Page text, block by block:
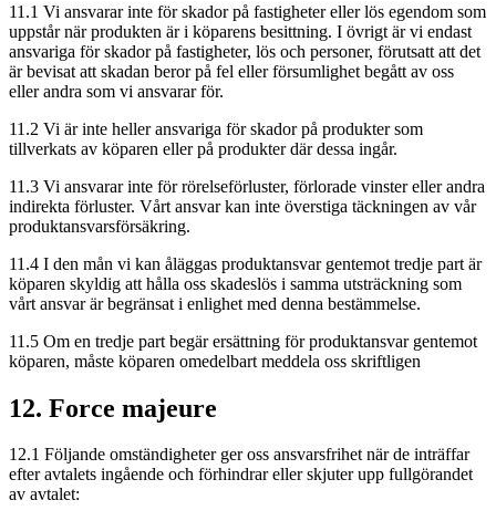
11.1 Vi ansvarar inte för skador på fastigheter eller lös egendom som
uppstår när produkten är i köparens besittning. I övrigt är vi endast
ansvariga för skador på fastigheter, lös och personer, förutsatt att det
är bevisat att skadan beror på fel eller försumlighet begått av oss
eller andra som vi ansvarar för.
11.2 Vi är inte heller ansvariga för skador på produkter som
tillverkats av köparen eller på produkter där dessa ingår.
11.3 Vi ansvarar inte för rörelseförluster, förlorade vinster eller andra
indirekta förluster. Vårt ansvar kan inte överstiga täckningen av vår
produktansvarsförsäkring.
11.4 I den mån vi kan åläggas produktansvar gentemot tredje part är
köparen skyldig att hålla oss skadeslös i samma utsträckning som
vårt ansvar är begränsat i enlighet med denna bestämmelse.
11.5 Om en tredje part begär ersättning för produktansvar gentemot
köparen, måste köparen omedelbart meddela oss skriftligen
12. Force majeure
12.1 Följande omständigheter ger oss ansvarsfrihet när de inträffar
efter avtalets ingående och förhindrar eller skjuter upp fullgörandet
av avtalet: